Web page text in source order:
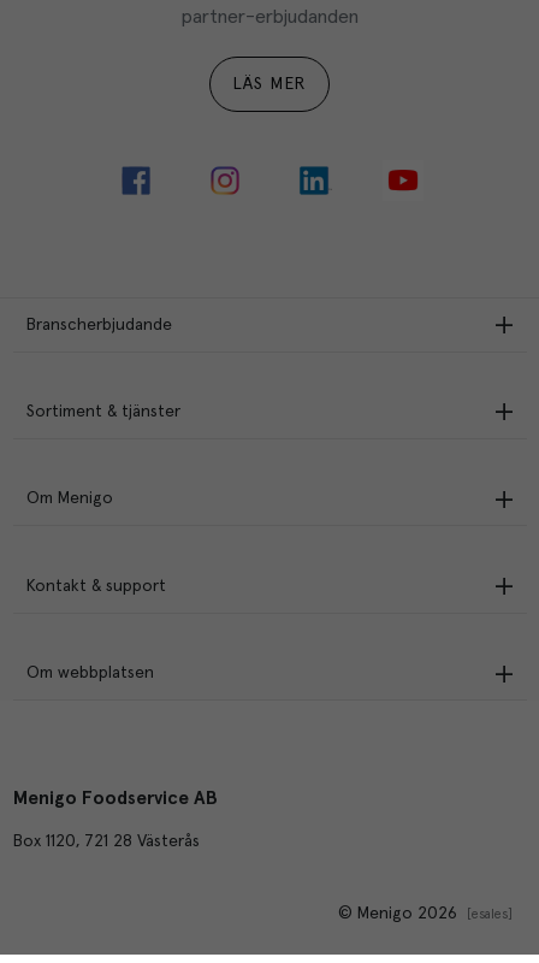
partner-erbjudanden
LÄS MER
Branscherbjudande
Sortiment & tjänster
Om Menigo
Kontakt & support
Om webbplatsen
Menigo Foodservice AB
Box 1120, 721 28 Västerås
© Menigo 2026 esales]